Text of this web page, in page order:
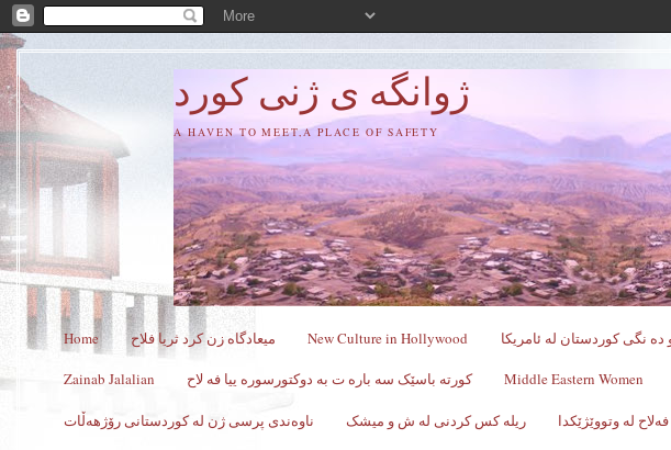
ژوانگه‌ ی ژنی كورد
A HAVEN TO MEET,A PLACE OF SAFETY
Home میعادگاه زن كرد ثریا فلاح New Culture in Hollywood ده نگی کوردستان له ئامریکا
Zainab Jalalian کورته باسێک سه باره ت به دوکتورسوره ییا فه لاح Middle Eastern Women
ناوەندی پرسی ژن لە کوردستانی رۆژهەڵات ریله کس کردنی له ش و میشک له‌ وتووێژێکدا